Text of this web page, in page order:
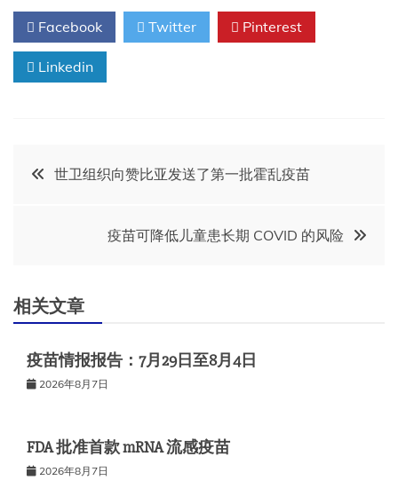
Facebook Twitter Pinterest
Linkedin
文
航
世卫组织向赞比亚发送了第一批霍乱疫苗
疫苗可降低儿童患长期 COVID 的风险
相关文章
疫苗情报报告：7月29日至8月4日
2026年8月7日
FDA 批准首款 mRNA 流感疫苗
2026年8月7日